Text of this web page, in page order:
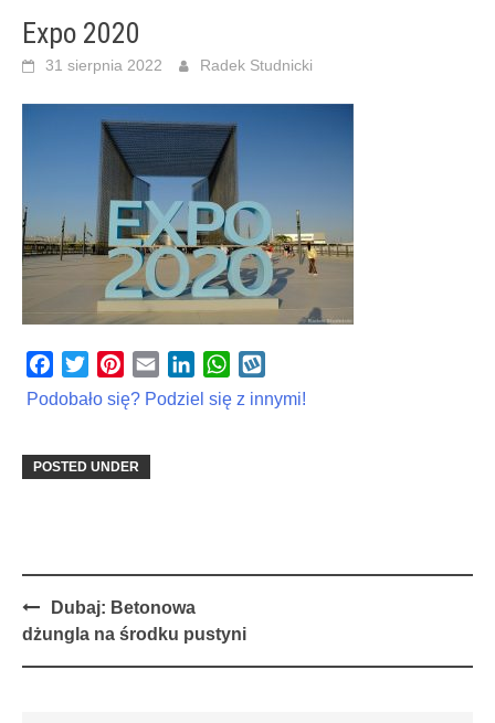
Expo 2020
31 sierpnia 2022 Radek Studnicki
Facebook
TwitterPinterest
Email LinkedInWhatsApp
Podobało się? Podziel się z innymi!
POSTED UNDER
Post
navigation
Dubaj: Betonowa
dżungla na środku pustyni